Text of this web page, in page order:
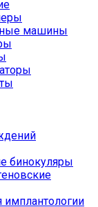
машины
бинокуляры